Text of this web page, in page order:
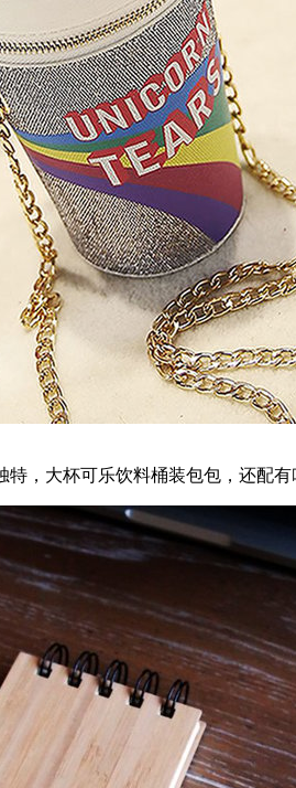
，大杯可乐饮料桶装包包，还配